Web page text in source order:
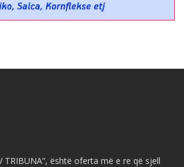
TRIBUNA”, është oferta më e re që sjell